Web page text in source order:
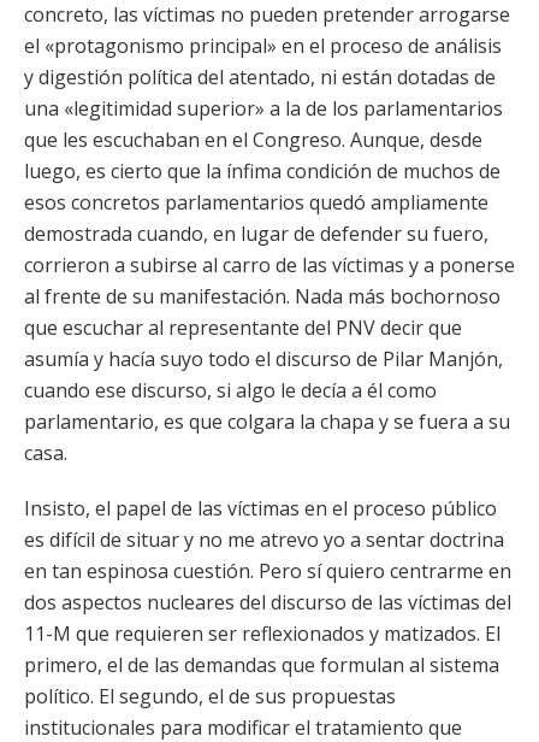
concreto, las víctimas no pueden pretender arrogarse
el «protagonismo principal» en el proceso de análisis
y digestión política del atentado, ni están dotadas de
una «legitimidad superior» a la de los parlamentarios
que les escuchaban en el Congreso. Aunque, desde
luego, es cierto que la ínfima condición de muchos de
esos concretos parlamentarios quedó ampliamente
demostrada cuando, en lugar de defender su fuero,
corrieron a subirse al carro de las víctimas y a ponerse
al frente de su manifestación. Nada más bochornoso
que escuchar al representante del PNV decir que
asumía y hacía suyo todo el discurso de Pilar Manjón,
cuando ese discurso, si algo le decía a él como
parlamentario, es que colgara la chapa y se fuera a su
casa.
Insisto, el papel de las víctimas en el proceso público
es difícil de situar y no me atrevo yo a sentar doctrina
en tan espinosa cuestión. Pero sí quiero centrarme en
dos aspectos nucleares del discurso de las víctimas del
11-M que requieren ser reflexionados y matizados. El
primero, el de las demandas que formulan al sistema
político. El segundo, el de sus propuestas
institucionales para modificar el tratamiento que